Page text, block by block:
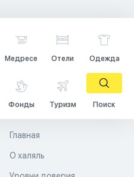
Медресе Отели Одежда
Фонды Туризм Поиск
Главная
О халяль